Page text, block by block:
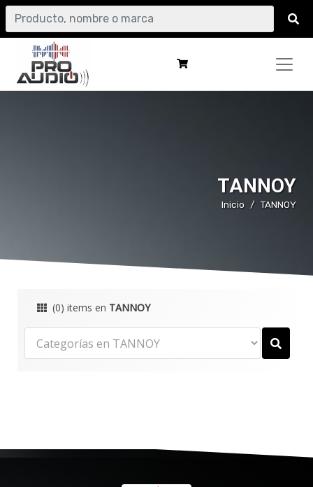
TANNOY
Inicio TANNOY
(0) items en TANNOY